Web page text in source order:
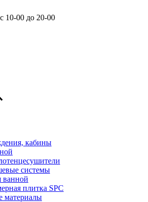
10-00 до 20-00
кабины
системы
ванной
плитка SPC
материалы